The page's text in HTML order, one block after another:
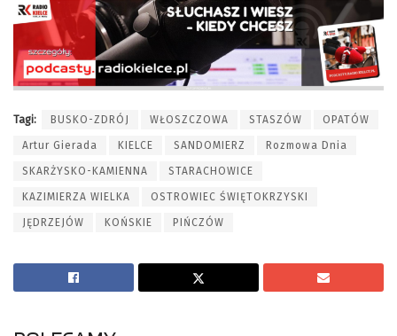
Tagi: BUSKO-ZDRÓJ WŁOSZCZOWA STASZÓW OPATÓW
Artur Gierada KIELCE SANDOMIERZ Rozmowa Dnia
SKARŻYSKO-KAMIENNA STARACHOWICE
KAZIMIERZA WIELKA OSTROWIEC ŚWIĘTOKRZYSKI
JĘDRZEJÓW KOŃSKIE PIŃCZÓW